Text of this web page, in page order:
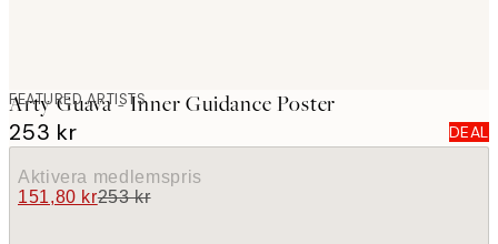
FEATURED ARTISTS
Arty Guava - Inner Guidance Poster
253 kr DEAL
Aktivera medlemspris
151,80 kr253 kr